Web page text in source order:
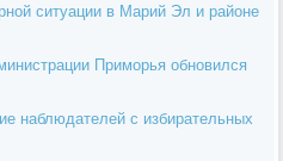
ситуации в Марий Эл и районе
Приморья обновился
наблюдателей с избирательных